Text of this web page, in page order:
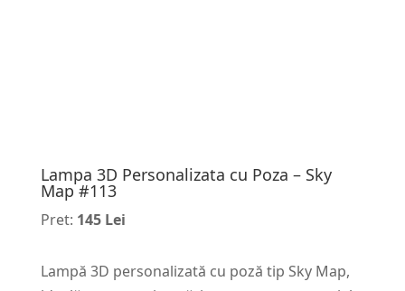
Lampa 3D Personalizata cu Poza – Sky
Map #113
Pret: 145 Lei
Lampă 3D personalizată cu poză tip Sky Map,